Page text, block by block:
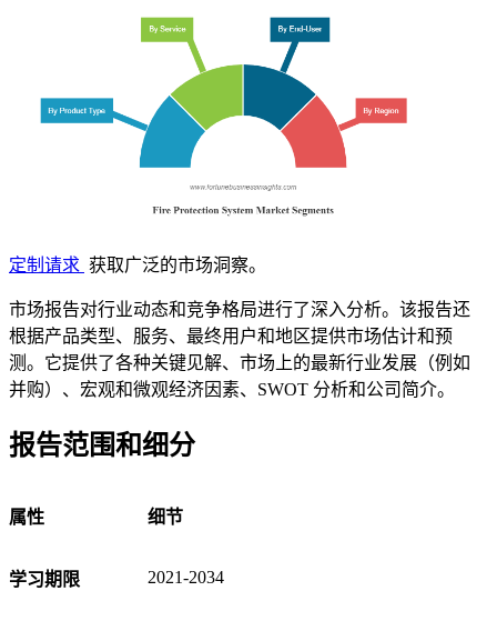
定制请求 获取广泛的市场洞察。
市场报告对行业动态和竞争格局进行了深入分析。该报告还
根据产品类型、服务、最终用户和地区提供市场估计和预
测。它提供了各种关键见解、市场上的最新行业发展（例如
并购）、宏观和微观经济因素、SWOT 分析和公司简介。
报告范围和细分
属性 细节
学习期限 2021-2034